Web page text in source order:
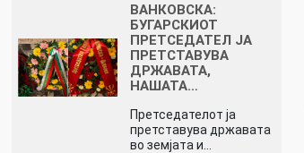
ВАНКОВСКА:
БУГАРСКИОТ
ПРЕТСЕДАТЕЛ ЈА
ПРЕТСТАВУВА
ДРЖАВАТА,
НАШАТА…
Претседателот ја
претставува државата
во земјата и…